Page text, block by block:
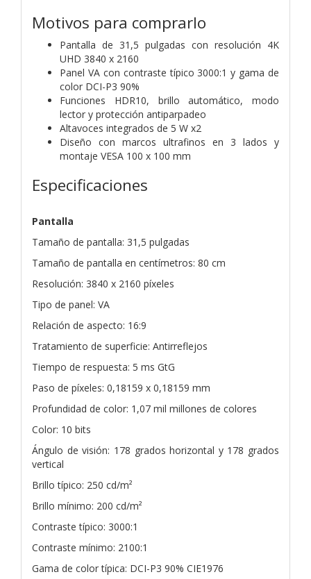
Motivos para comprarlo
Pantalla de 31,5 pulgadas con resolución 4K
UHD 3840 x 2160
Panel VA con contraste típico 3000:1 y gama de
color DCI-P3 90%
Funciones HDR10, brillo automático, modo
lector y protección antiparpadeo
Altavoces integrados de 5 W x2
Diseño con marcos ultrafinos en 3 lados y
montaje VESA 100 x 100 mm
Especificaciones
Pantalla
Tamaño de pantalla: 31,5 pulgadas
Tamaño de pantalla en centímetros: 80 cm
Resolución: 3840 x 2160 píxeles
Tipo de panel: VA
Relación de aspecto: 16:9
Tratamiento de superficie: Antirreflejos
Tiempo de respuesta: 5 ms GtG
Paso de píxeles: 0,18159 x 0,18159 mm
Profundidad de color: 1,07 mil millones de colores
Color: 10 bits
Ángulo de visión: 178 grados horizontal y 178 grados
vertical
Brillo típico: 250 cd/m²
Brillo mínimo: 200 cd/m²
Contraste típico: 3000:1
Contraste mínimo: 2100:1
Gama de color típica: DCI-P3 90% CIE1976